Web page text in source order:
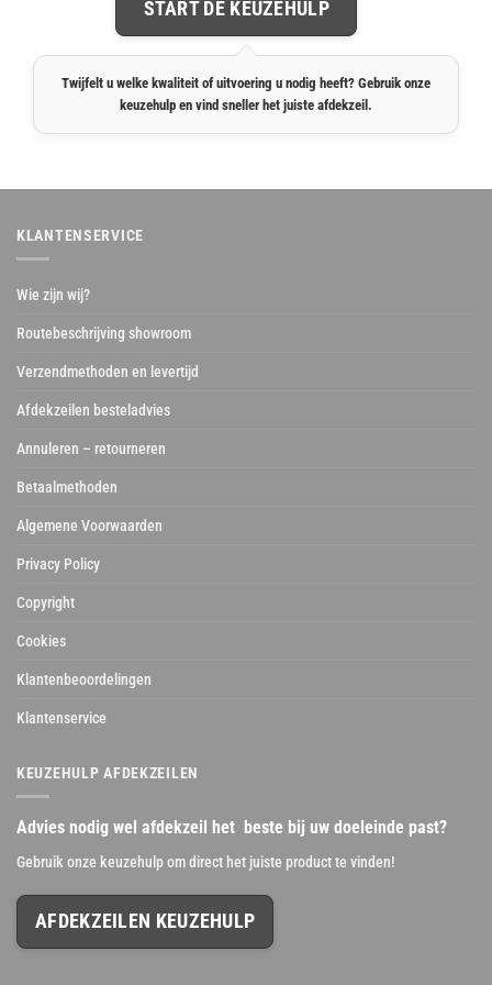
START DE KEUZEHULP
Twijfelt u welke kwaliteit of uitvoering u nodig heeft? Gebruik onze
keuzehulp en vind sneller het juiste afdekzeil.
KLANTENSERVICE
Wie zijn wij?
Routebeschrijving showroom
Verzendmethoden en levertijd
Afdekzeilen besteladvies
Annuleren – retourneren
Betaalmethoden
Algemene Voorwaarden
Privacy Policy
Copyright
Cookies
Klantenbeoordelingen
Klantenservice
KEUZEHULP AFDEKZEILEN
Advies nodig wel afdekzeil het beste bij uw doeleinde past?
Gebruik onze keuzehulp om direct het juiste product te vinden!
AFDEKZEILEN KEUZEHULP